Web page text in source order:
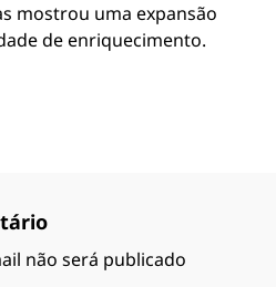
mostrou uma expansão
de enriquecimento.
não será publicado